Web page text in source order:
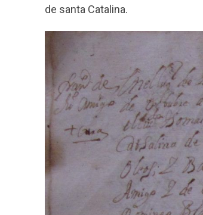
de santa Catalina.